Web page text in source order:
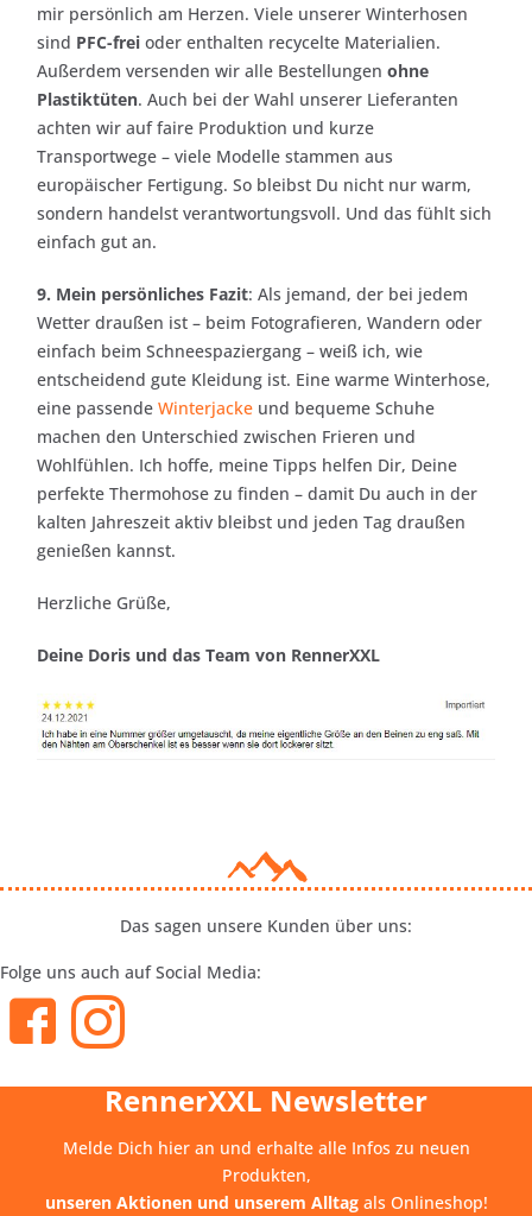
mir persönlich am Herzen. Viele unserer Winterhosen
sind PFC-frei oder enthalten recycelte Materialien.
Außerdem versenden wir alle Bestellungen ohne
Plastiktüten. Auch bei der Wahl unserer Lieferanten
achten wir auf faire Produktion und kurze
Transportwege – viele Modelle stammen aus
europäischer Fertigung. So bleibst Du nicht nur warm,
sondern handelst verantwortungsvoll. Und das fühlt sich
einfach gut an.
9. Mein persönliches Fazit: Als jemand, der bei jedem
Wetter draußen ist – beim Fotografieren, Wandern oder
einfach beim Schneespaziergang – weiß ich, wie
entscheidend gute Kleidung ist. Eine warme Winterhose,
eine passende Winterjacke und bequeme Schuhe
machen den Unterschied zwischen Frieren und
Wohlfühlen. Ich hoffe, meine Tipps helfen Dir, Deine
perfekte Thermohose zu finden – damit Du auch in der
kalten Jahreszeit aktiv bleibst und jeden Tag draußen
genießen kannst.
Herzliche Grüße,
Deine Doris und das Team von RennerXXL
Das sagen unsere Kunden über uns:
Folge uns auch auf Social Media:
RennerXXL Newsletter
Melde Dich hier an und erhalte alle Infos zu neuen
Produkten,
unseren Aktionen und unserem Alltagals Onlineshop!